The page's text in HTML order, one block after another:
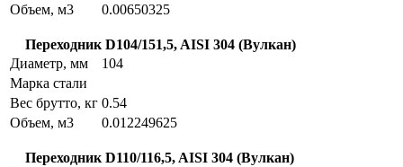
Объем, м3
0.00650325
Переходник D104/151,5, AISI 304 (Вулкан)
Диаметр, мм
104
Марка стали
Вес брутто, кг 0.54
Объем, м3
0.012249625
Переходник D110/116,5, AISI 304 (Вулкан)